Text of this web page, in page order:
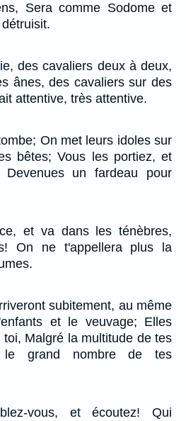
Sera comme Sodome et
des cavaliers deux à deux,
ânes, des cavaliers sur des
attentive, très attentive.
On met leurs idoles sur
bêtes; Vous les portiez, et
Devenues un fardeau pour
et va dans les ténèbres,
On ne t'appellera plus la
subitement, au même
et le veuvage; Elles
Malgré la multitude de tes
le grand nombre de tes
vous, et écoutez! Qui